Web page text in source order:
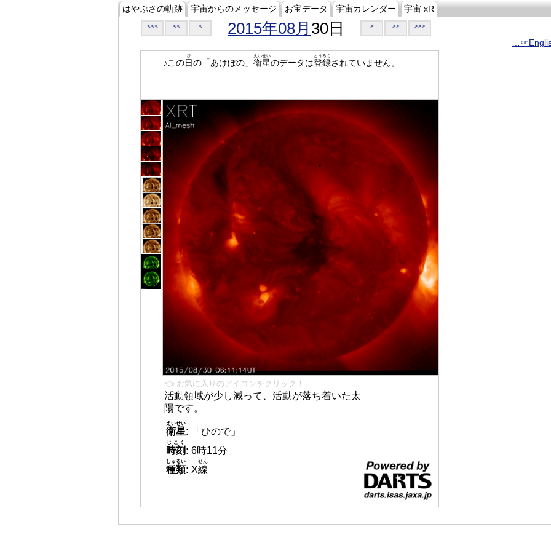
はやぶさの軌跡 宇宙からのメッセージ お宝データ 宇宙カレンダー 宇宙 xR
<<< << < 2015年08月 30日 > >> >>>
♪この日
ひ
の「あけぼの」 衛星
えいせい
のデータは登録
とうろく
されていません。
👈 お気に入りのアイコンをクリック！
活動領域が少し減って、活動が落ち着いた太
陽です。
衛星
えいせい
:
「ひので」
時刻
じこく
: 6時11分
種類
しゅるい
: X線
せん